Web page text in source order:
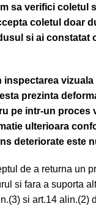
sa verifici coletul
coletul doar
si ai constatat
inspectarea
prezinta
pe intr-un proces
ulterioara
deteriorate este
de a returna un
si fara a suporta
si art.14 alin.(2)